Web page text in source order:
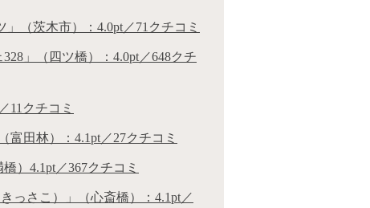
（茨木市）：4.0pt／71クチコミ
」（四ツ橋）：4.0pt／648クチ
11クチコミ
富田林）：4.1pt／27クチコミ
）4.1pt／367クチコミ
っさこ）」（心斎橋）：4.1pt／